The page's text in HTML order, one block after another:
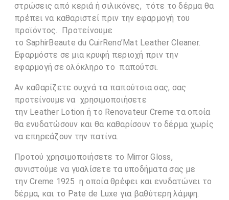
στρώσεις από κεριά ή σιλικόνες, τότε το δέρμα θα
πρέπει να καθαριστεί πριν την εφαρμογή του
προϊόντος. Προτείνουμε
το SaphirBeaute du CuirReno’Mat Leather Cleaner.
Εφαρμόστε σε μια κρυφή περιοχή πριν την
εφαρμογή σε ολόκληρο το παπούτσι.
Αν καθαρίζετε συχνά τα παπούτσια σας, σας
προτείνουμε να χρησιμοποιήσετε
την Leather Lotion ή το Renovateur Creme τα οποία
θα ενυδατώσουν και θα καθαρίσουν το δέρμα χωρίς
να επηρεάζουν την πατίνα.
Προτού χρησιμοποιήσετε το Mirror Gloss,
συνιστούμε να γυαλίσετε τα υποδήματα σας με
την Creme 1925 η οποία θρέφει και ενυδατώνει το
δέρμα, και το Pate de Luxe για βαθύτερη λάμψη.